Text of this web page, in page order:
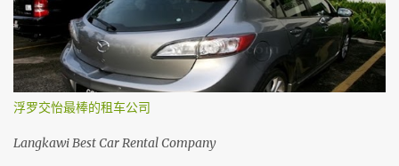
浮罗交怡最棒的租车公司
Langkawi Best Car Rental Company